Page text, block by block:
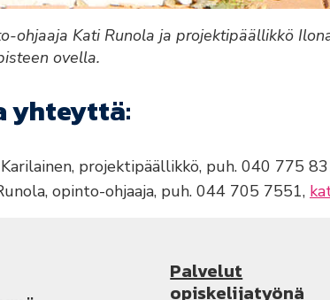
ohjaaja Kati Runola ja projektipäällikkö
ovella.
yhteyttä:
projektipäällikkö, puh. 040 775
opinto-ohjaaja, puh. 044 705 7551,
Palvelut
opiskelijatyönä